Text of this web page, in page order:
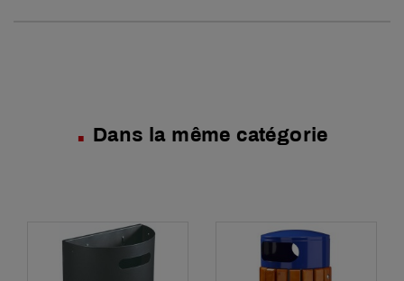
Dans la même catégorie